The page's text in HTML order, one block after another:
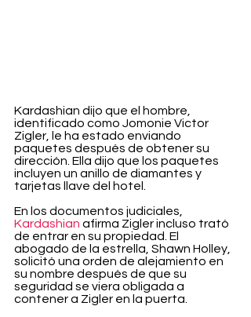
Kardashian dijo que el hombre,
identificado como Jomonie Victor
Zigler, le ha estado enviando
paquetes después de obtener su
dirección. Ella dijo que los paquetes
incluyen un anillo de diamantes y
tarjetas llave del hotel.
En los documentos judiciales,
Kardashian afirma Zigler incluso trató
de entrar en su propiedad. El
abogado de la estrella, Shawn Holley,
solicitó una orden de alejamiento en
su nombre después de que su
seguridad se viera obligada a
contener a Zigler en la puerta.